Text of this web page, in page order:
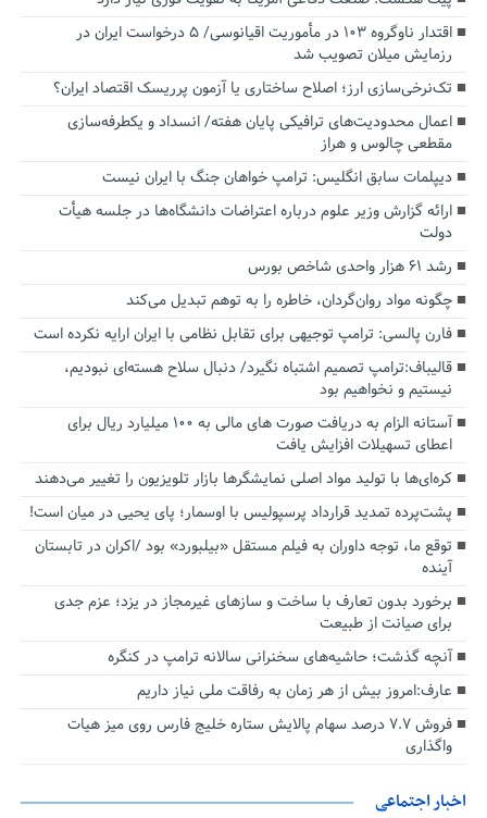
اقتدار ناوگروه ۱۰۳ در مأموریت‌ اقیانوسی/ ۵ درخواست ایران در
رزمایش میلان تصویب شد
تک‌نرخی‌سازی ارز؛ اصلاح ساختاری یا آزمون پرریسک اقتصاد ایران؟
اعمال محدودیت‌های ترافیکی پایان هفته/ انسداد و یکطرفه‌سازی
مقطعی چالوس و هراز
دیپلمات سابق انگلیس:‌ ترامپ خواهان جنگ با ایران نیست
ارائه گزارش وزیر علوم درباره اعتراضات دانشگاه‌ها در جلسه هیأت
دولت
رشد ۶۱ هزار واحدی شاخص بورس
چگونه مواد روان‌گردان، خاطره را به توهم تبدیل می‌کند
فارن پالسی: ترامپ توجیهی برای تقابل نظامی با ایران ارایه نکرده است
قالیباف:ترامپ تصمیم اشتباه نگیرد/ دنبال سلاح هسته‌ای نبودیم،
نیستیم و نخواهیم بود
آستانه الزام به دریافت صورت های مالی به ۱۰۰ میلیارد ریال برای
اعطای تسهیلات افزایش یافت
کره‌ای‌ها با تولید مواد اصلی نمایشگرها بازار تلویزیون را تغییر می‌دهند
پشت‌پرده تمدید قرارداد پرسپولیس با اوسمار؛ پای یحیی در میان است!
توقع ما، توجه داوران به فیلم مستقل «بیلبورد» بود /اکران در تابستان
آینده
برخورد بدون تعارف با ساخت‌ و سازهای غیرمجاز در یزد؛ عزم جدی
برای صیانت از طبیعت
آنچه گذشت؛ حاشیه‌های سخنرانی سالانه ترامپ در کنگره
عارف:امروز بیش از هر زمان به رفاقت ملی نیاز داریم
فروش ۷.۷ درصد سهام پالایش ستاره خلیج فارس روی میز هیات
واگذاری
اخبار اجتماعی